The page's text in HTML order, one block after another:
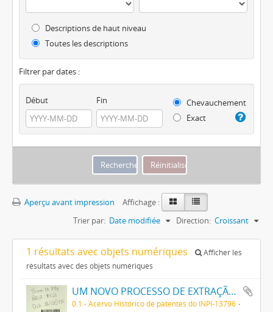
Descriptions de haut niveau
Toutes les descriptions
Filtrer par dates :
Début Fin
Chevauchement
Exact
Aperçu avant impression
Affichage :
Trier par: Date modifiée Direction: Croissant
1 résultats avec objets numériques
Afficher les
résultats avec des objets numériques
UM NOVO PROCESSO DE EXTRAÇÃO DE MATERIA CORANTE DOS VEGETAES
0.1 - Acervo Histórico de patentes do INPI-13796